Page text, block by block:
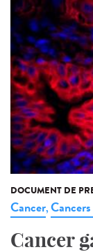
DOCUMENT DE
Cancer,
Cancer